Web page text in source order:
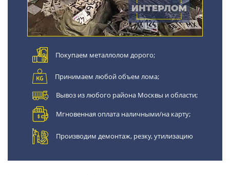
Покупаем металлолом дорого;
Принимаем любой объем лома;
Вывоз из любого района Москвы и области;
Мгновенная оплата наличными/на карту;
Производим демонтаж, резку, утилизацию